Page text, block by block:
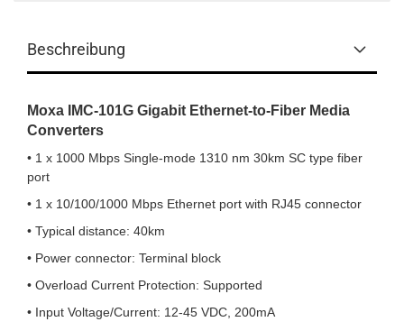
Beschreibung
Moxa IMC-101G Gigabit Ethernet-to-Fiber Media
Converters
• 1 x 1000 Mbps Single-mode 1310 nm 30km SC type fiber
port
• 1 x 10/100/1000 Mbps Ethernet port with RJ45 connector
• Typical distance: 40km
• Power connector: Terminal block
• Overload Current Protection: Supported
• Input Voltage/Current: 12-45 VDC, 200mA